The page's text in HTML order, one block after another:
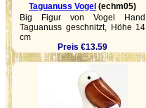
Taguanuss Vogel (echm05)
Big Figur von Vogel Hand
Taguanuss geschnitzt, Höhe 14
cm
Preis €13.59